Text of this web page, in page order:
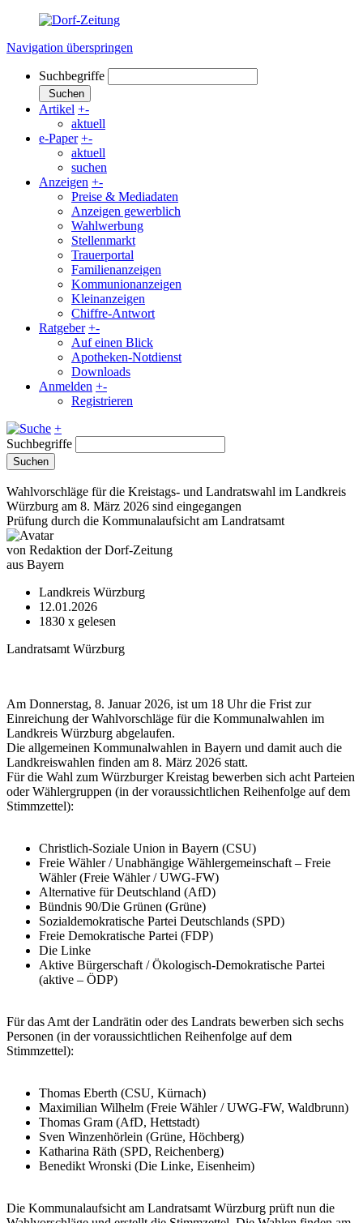
Navigation überspringen
Suchbegriffe
Suchen
Artikel +-
aktuell
e-Paper +-
aktuell
suchen
Anzeigen +-
Preise & Mediadaten
Anzeigen gewerblich
Wahlwerbung
Stellenmarkt
Trauerportal
Familienanzeigen
Kommunionanzeigen
Kleinanzeigen
Chiffre-Antwort
Ratgeber +-
Auf einen Blick
Apotheken-Notdienst
Downloads
Anmelden +-
Registrieren
+
Suchbegriffe
Suchen
Wahlvorschläge für die Kreistags- und Landratswahl im Landkreis
Würzburg am 8. März 2026 sind eingegangen
Prüfung durch die Kommunalaufsicht am Landratsamt
von Redaktion der Dorf-Zeitung
aus Bayern
Landkreis Würzburg
12.01.2026
1830 x gelesen
Landratsamt Würzburg
Am Donnerstag, 8. Januar 2026, ist um 18 Uhr die Frist zur
Einreichung der Wahlvorschläge für die Kommunalwahlen im
Landkreis Würzburg abgelaufen.
Die allgemeinen Kommunalwahlen in Bayern und damit auch die
Landkreiswahlen finden am 8. März 2026 statt.
Für die Wahl zum Würzburger Kreistag bewerben sich acht Parteien
oder Wählergruppen (in der voraussichtlichen Reihenfolge auf dem
Stimmzettel):
Christlich-Soziale Union in Bayern (CSU)
Freie Wähler / Unabhängige Wählergemeinschaft – Freie
Wähler (Freie Wähler / UWG-FW)
Alternative für Deutschland (AfD)
Bündnis 90/Die Grünen (Grüne)
Sozialdemokratische Partei Deutschlands (SPD)
Freie Demokratische Partei (FDP)
Die Linke
Aktive Bürgerschaft / Ökologisch-Demokratische Partei
(aktive – ÖDP)
Für das Amt der Landrätin oder des Landrats bewerben sich sechs
Personen (in der voraussichtlichen Reihenfolge auf dem
Stimmzettel):
Thomas Eberth (CSU, Kürnach)
Maximilian Wilhelm (Freie Wähler / UWG-FW, Waldbrunn)
Thomas Gram (AfD, Hettstadt)
Sven Winzenhörlein (Grüne, Höchberg)
Katharina Räth (SPD, Reichenberg)
Benedikt Wronski (Die Linke, Eisenheim)
Die Kommunalaufsicht am Landratsamt Würzburg prüft nun die